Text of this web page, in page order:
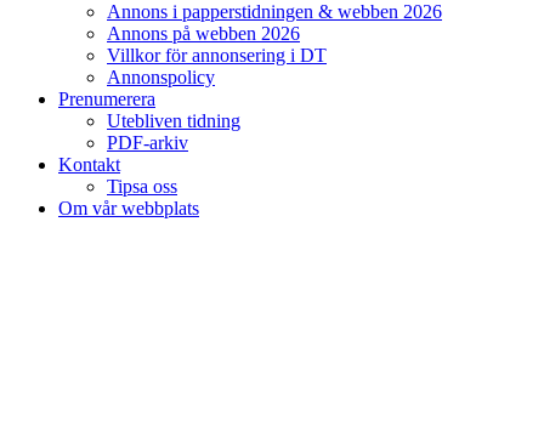
Annons i papperstidningen & webben 2026
Annons på webben 2026
Villkor för annonsering i DT
Annonspolicy
Prenumerera
Utebliven tidning
PDF-arkiv
Kontakt
Tipsa oss
Om vår webbplats